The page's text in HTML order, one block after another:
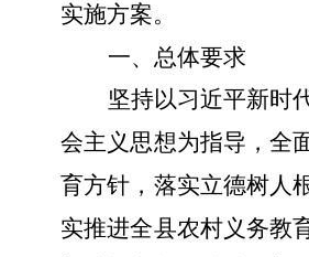
实施方案。
一、总体要求
坚持以习近平新时
会主义思想为指导，全
育方针，落实立德树人
实推进全县农村义务教